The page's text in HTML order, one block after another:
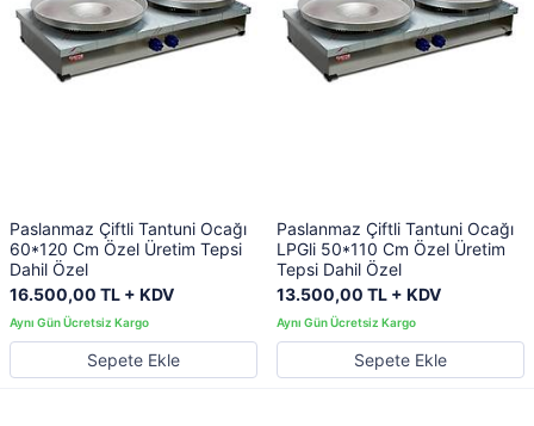
Paslanmaz Çiftli Tantuni Ocağı
60*120 Cm Özel Üretim Tepsi
Dahil Özel
16.500,00 TL + KDV
Sepete Ekle
Paslanmaz Çiftli Tantuni Ocağı
LPGli 50*110 Cm Özel Üretim
Tepsi Dahil Özel
13.500,00 TL + KDV
Sepete Ekle